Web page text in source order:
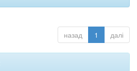
назад 1 далі